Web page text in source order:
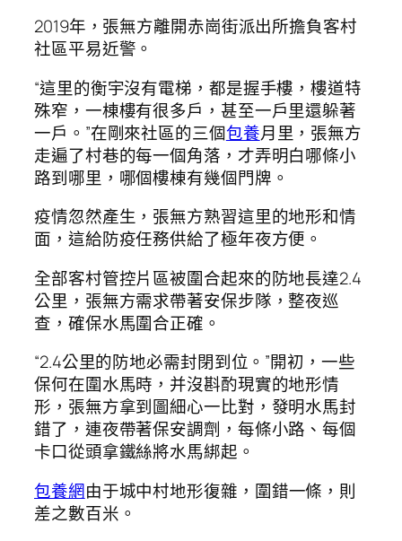
2019年，張無方離開赤崗街派出所擔負客村
社區平易近警。
“這里的衡宇沒有電梯，都是握手樓，樓道特
殊窄，一棟樓有很多戶，甚至一戶里還躲著
一戶。”在剛來社區的三個包養月里，張無方
走遍了村巷的每一個角落，才弄明白哪條小
路到哪里，哪個樓棟有幾個門牌。
疫情忽然產生，張無方熟習這里的地形和情
面，這給防疫任務供給了極年夜方便。
全部客村管控片區被圍合起來的防地長達2.4
公里，張無方需求帶著安保步隊，整夜巡
查，確保水馬圍合正確。
“2.4公里的防地必需封閉到位。”開初，一些
保何在圍水馬時，并沒斟酌現實的地形情
形，張無方拿到圖細心一比對，發明水馬封
錯了，連夜帶著保安調劑，每條小路、每個
卡口從頭拿鐵絲將水馬綁起。
包養網由于城中村地形復雜，圍錯一條，則
差之數百米。